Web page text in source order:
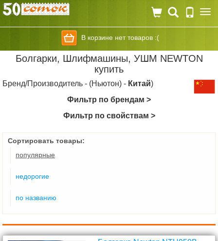
В корзине нет товаров :(
Болгарки, Шлифмашины, УШМ NEWTON
купить
Бренд/Производитель - (Ньютон) - Китай)
Фильтр по брендам >
Фильтр по свойствам >
Сортировать товары:
популярные
недорогие
по названию